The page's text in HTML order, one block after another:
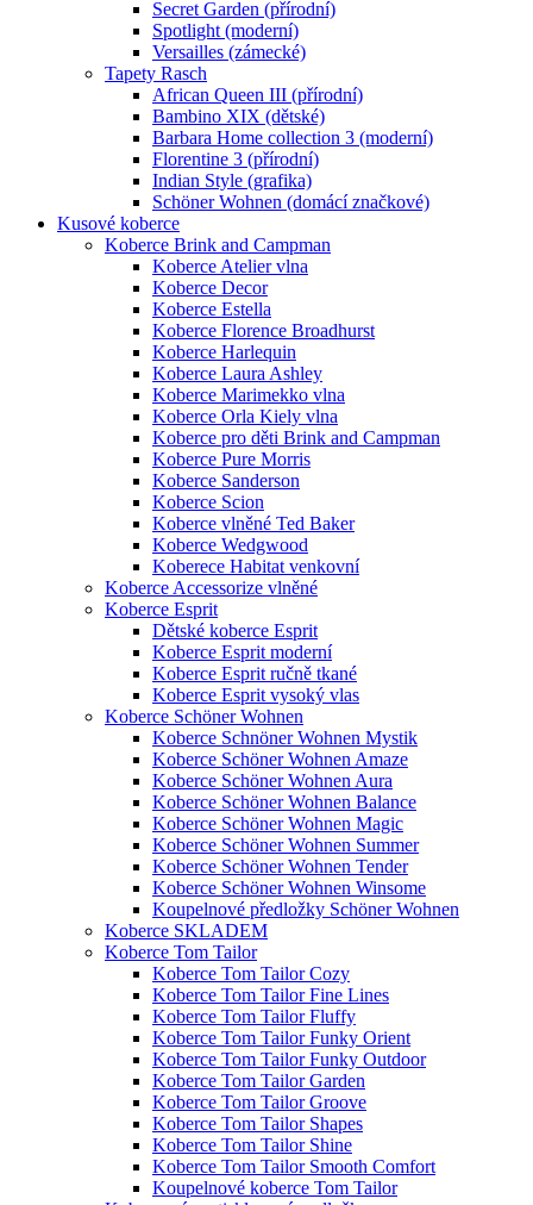
Secret Garden (přírodní)
Spotlight (moderní)
Versailles (zámecké)
Tapety Rasch
African Queen III (přírodní)
Bambino XIX (dětské)
Barbara Home collection 3 (moderní)
Florentine 3 (přírodní)
Indian Style (grafika)
Schöner Wohnen (domácí značkové)
Kusové koberce
Koberce Brink and Campman
Koberce Atelier vlna
Koberce Decor
Koberce Estella
Koberce Florence Broadhurst
Koberce Harlequin
Koberce Laura Ashley
Koberce Marimekko vlna
Koberce Orla Kiely vlna
Koberce pro děti Brink and Campman
Koberce Pure Morris
Koberce Sanderson
Koberce Scion
Koberce vlněné Ted Baker
Koberce Wedgwood
Koberece Habitat venkovní
Koberce Accessorize vlněné
Koberce Esprit
Dětské koberce Esprit
Koberce Esprit moderní
Koberce Esprit ručně tkané
Koberce Esprit vysoký vlas
Koberce Schöner Wohnen
Koberce Schnöner Wohnen Mystik
Koberce Schöner Wohnen Amaze
Koberce Schöner Wohnen Aura
Koberce Schöner Wohnen Balance
Koberce Schöner Wohnen Magic
Koberce Schöner Wohnen Summer
Koberce Schöner Wohnen Tender
Koberce Schöner Wohnen Winsome
Koupelnové předložky Schöner Wohnen
Koberce SKLADEM
Koberce Tom Tailor
Koberce Tom Tailor Cozy
Koberce Tom Tailor Fine Lines
Koberce Tom Tailor Fluffy
Koberce Tom Tailor Funky Orient
Koberce Tom Tailor Funky Outdoor
Koberce Tom Tailor Garden
Koberce Tom Tailor Groove
Koberce Tom Tailor Shapes
Koberce Tom Tailor Shine
Koberce Tom Tailor Smooth Comfort
Koupelnové koberce Tom Tailor